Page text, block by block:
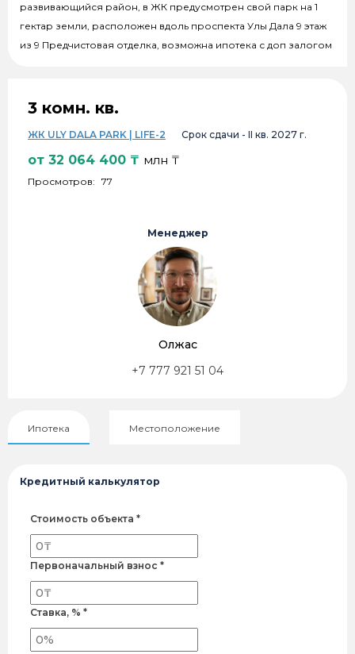
развивающийся район, в ЖК предусмотрен свой парк на 1
гектар земли, расположен вдоль проспекта Улы Дала 9 этаж
из 9 Предчистовая отделка, возможна ипотека с доп залогом
3 комн. кв.
ЖК ULY DALA PARK | LIFE-2 Срок сдачи - II кв. 2027 г.
от 32 064 400 ₸ млн ₸
Просмотров: 77
Менеджер
Олжас
+7 777 921 51 04
Ипотека Местоположение
Кредитный калькулятор
Стоимость объекта *
Первоначальный взнос *
Ставка, % *